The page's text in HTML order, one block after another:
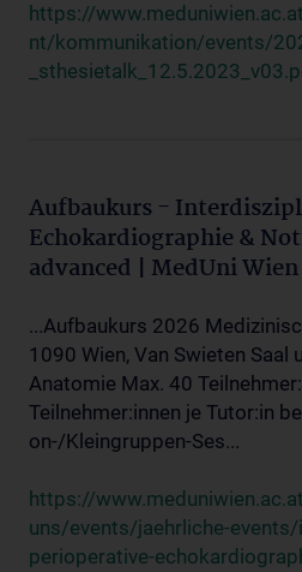
https://
nt/kommunikation/events/
Aufbaukurs -
Echokardiographie &
advanced | MedUni Wien
...Aufbaukurs 2026
1090 Wien, Van Swieten Saal
Anatomie Max. 40
Teilnehmer:innen je Tutor:in
on-/Kleingruppen-Ses...
https://
uns/events/jaehrliche-
perioperative-